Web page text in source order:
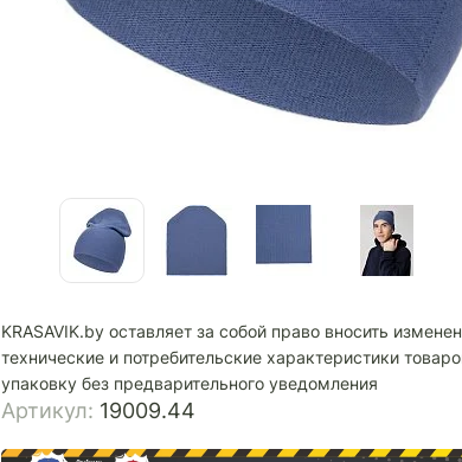
KRASAVIK.by оставляет за собой право вносить
технические и потребительские характеристики
упаковку без предварительного уведомления
Артикул: 19009.44